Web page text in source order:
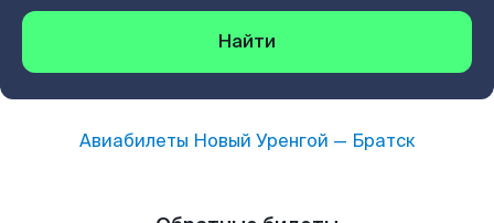
Найти
Авиабилеты Новый Уренгой — Братск